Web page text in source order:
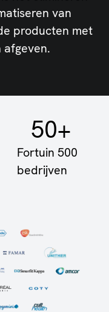
van
producten met
50+
Fortuin 500
bedrijven